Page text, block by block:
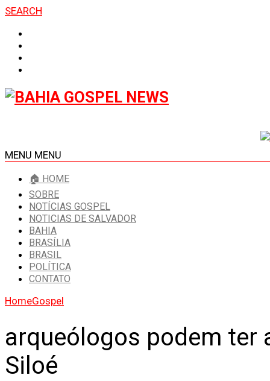
SEARCH
MENU MENU
🏠 HOME
SOBRE
NOTÍCIAS GOSPEL
NOTICIAS DE SALVADOR
BAHIA
BRASÍLIA
BRASIL
POLÍTICA
CONTATO
HomeGospel
arqueólogos podem ter
Siloé